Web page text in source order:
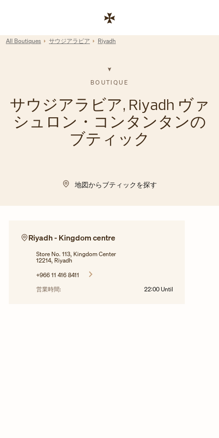
コーポレートサイトへのリンク
Return to Nav
All Boutiques サウジアラビア Riyadh
BOUTIQUE
サウジアラビア, Riyadh ヴァ
シュロン・コンタンタンの
ブティック
地図からブティックを探す
Riyadh - Kingdom centre
Store No. 113, Kingdom Center
12214, Riyadh
+966 11 416 8411
営業時間:
22:00 Until